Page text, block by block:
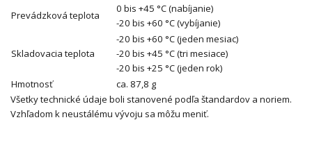
Prevádzková teplota
0 bis +45 °C (nabíjanie)
-20 bis +60 °C (vybíjanie)
Skladovacia teplota
-20 bis +60 °C (jeden mesiac)
-20 bis +45 °C (tri mesiace)
-20 bis +25 °C (jeden rok)
Hmotnosť
ca. 87,8 g
Všetky technické údaje boli stanovené podľa štandardov a noriem.
Vzhľadom k neustálému vývoju sa môžu meniť.